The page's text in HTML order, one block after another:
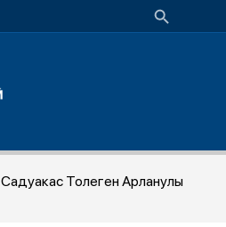
Садуакас Толеген Арланулы